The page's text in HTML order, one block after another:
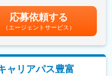
にともない、当社において
ィ領域のプロジェクトが増
域については社員の関心も
人財を育成するための社内
オンコロジー分野で「血液
展開されています。
効果）／安全性（副作用や
かりやすく伝えます
り製薬会社へ届け、より良
ながり、感謝されるやりが
ヶ月）、報酬改定年1回■
金を支給(3ヶ月の試用期間
目安の金額であり、選考を
給(月額)は固定手当を含めた
応募依頼する
（エージェントサービス）
ャリアパス豊富